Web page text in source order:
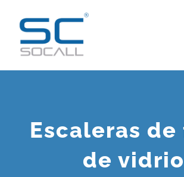
content
Escaleras
de vidrio